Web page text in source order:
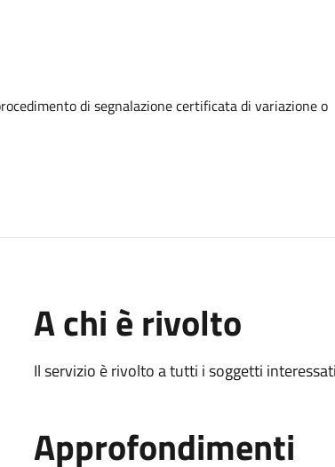
di segnalazione certificata di variazione o
A chi è rivolto
Il servizio è rivolto a tutti i soggetti
Approfondimenti